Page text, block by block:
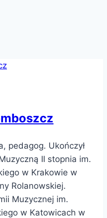
pedagog. Ukończył
II stopnia im.
w Krakowie w
Rolanowskiej.
Muzycznej im.
w Katowicach w